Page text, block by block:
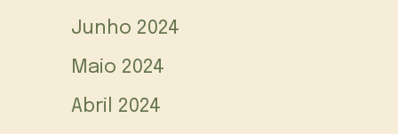
Junho 2024
Maio 2024
Abril 2024